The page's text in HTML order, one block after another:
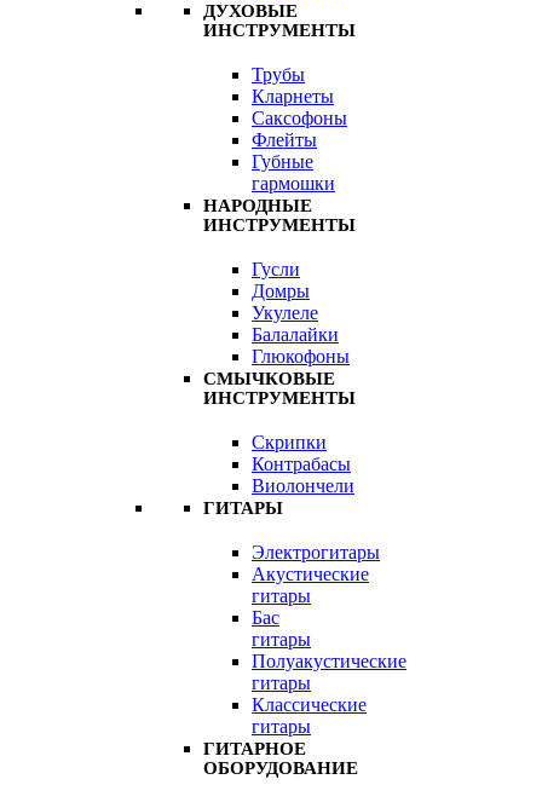
ДУХОВЫЕ
ИНСТРУМЕНТЫ
Трубы
Кларнеты
Саксофоны
Флейты
Губные
гармошки
НАРОДНЫЕ
ИНСТРУМЕНТЫ
Гусли
Домры
Укулеле
Балалайки
Глюкофоны
СМЫЧКОВЫЕ
ИНСТРУМЕНТЫ
Скрипки
Контрабасы
Виолончели
ГИТАРЫ
Электрогитары
Акустические
гитары
Бас
гитары
Полуакустические
гитары
Классические
гитары
ГИТАРНОЕ
ОБОРУДОВАНИЕ